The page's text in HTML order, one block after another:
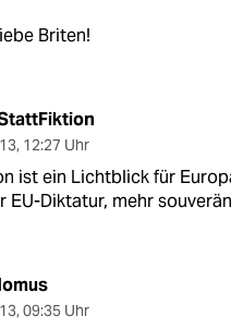
Briten!
, 12:27 Uhr
ist ein Lichtblick für
EU-Diktatur, mehr
, 09:35 Uhr